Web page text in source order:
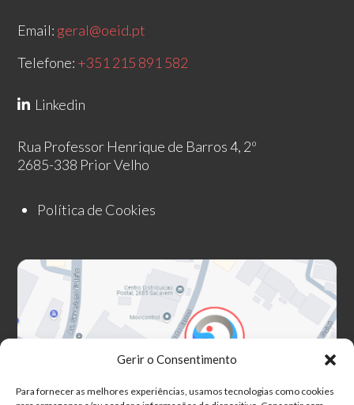
Gerir o Consentimento
Para fornecer as melhores experiências, usamos tecnologias como cookies
Email: geral@oeid.pt
Telefone: +351 215 891 582
Linkedin
Rua Professor Henrique de Barros 4, 2º
2685-338 Prior Velho
Política de Cookies